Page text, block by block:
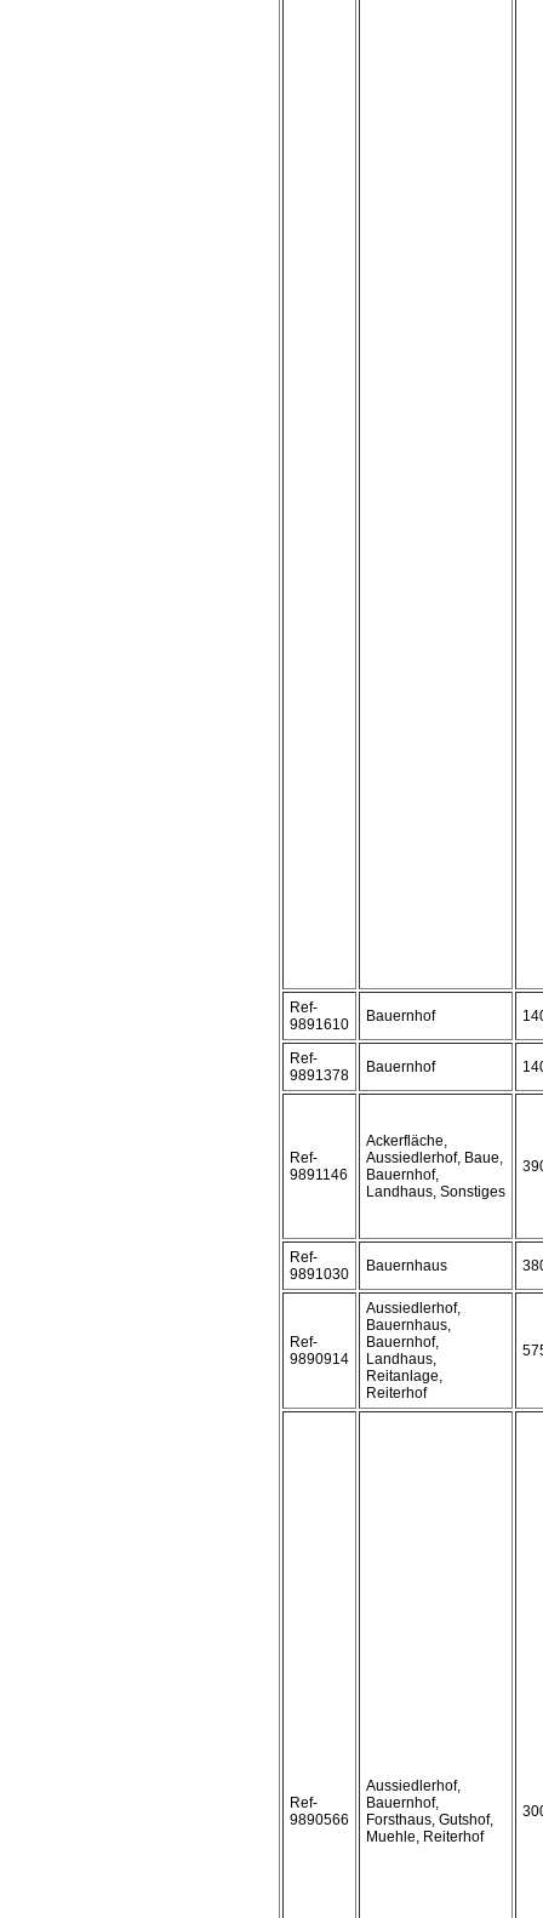
Ref-
9891610
Bauernhof
Ref-
9891378
Bauernhof
Ref-
9891146
Ackerfläche,
Aussiedlerhof, Baue,
Bauernhof,
Landhaus, Sonstiges
Ref-
9891030
Bauernhaus
Ref-
9890914
Aussiedlerhof,
Bauernhaus,
Bauernhof,
Landhaus,
Reitanlage,
Reiterhof
Ref-
9890566
Aussiedlerhof,
Bauernhof,
Forsthaus, Gutshof,
Muehle, Reiterhof